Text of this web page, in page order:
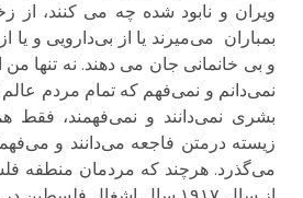
ویران و نابود شده چه می کنند، از
بمباران می‌میرند یا از بی‌دارویی و یا
و بی خانمانی جان می دهند. نه تنها
نمی‌دانم و نمی‌فهم که تمام مردم عالم
بشری نمی‌دانند و نمی‌فهمند، فقط
زیسته درمتن فاجعه می‌دانند و
می‌گذرد. هرچند که مردمان منطفه